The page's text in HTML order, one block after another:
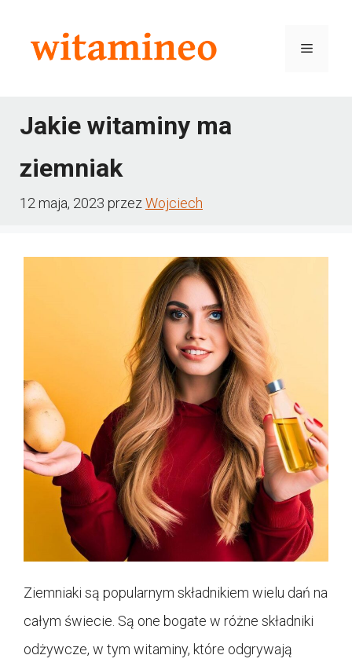
Menu
Jakie witaminy ma
ziemniak
12 maja, 2023 przezWojciech
Ziemniaki są popularnym składnikiem wielu dań na
całym świecie. Są one bogate w różne składniki
odżywcze, w tym witaminy, które odgrywają